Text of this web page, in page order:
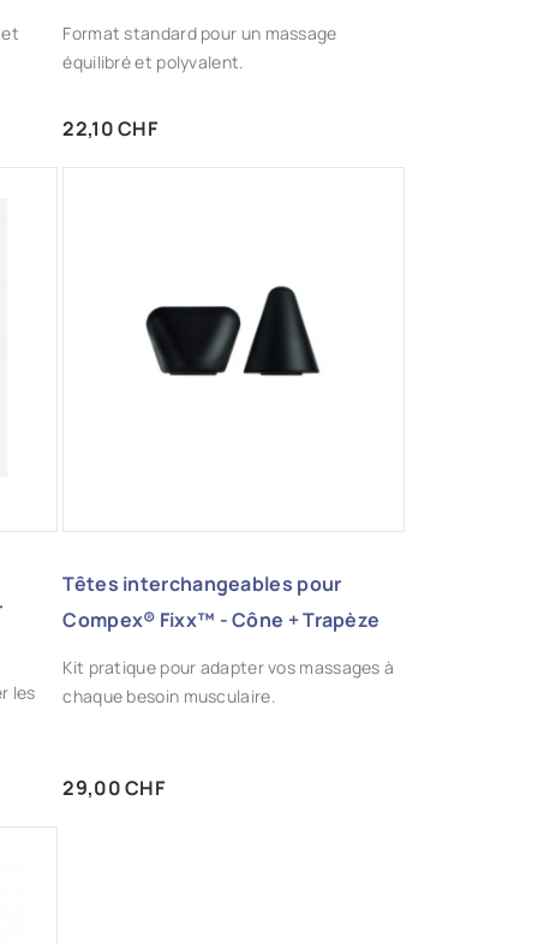
Format standard pour un massage
équilibré et polyvalent.
Prix
22,10 CHF
AJOUTER AUX FAVORIS
les
Têtes interchangeables pour
Compex® Fixx™ - Cône + Trapèze
Kit pratique pour adapter vos massages à
chaque besoin musculaire.
Prix
29,00 CHF